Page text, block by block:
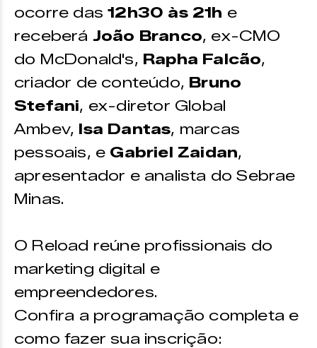
ocorre das12h30 às 21h e
receberá João Branco, ex-CMO
do McDonald's, Rapha Falcão,
criador de conteúdo, Bruno
Stefani, ex-diretor Global
Ambev, Isa Dantas, marcas
pessoais, e Gabriel Zaidan,
apresentador e analista do Sebrae
Minas.
O Reload reúne profissionais do
marketing digital e
empreendedores.
Confira a programação completa e
como fazer sua inscrição: